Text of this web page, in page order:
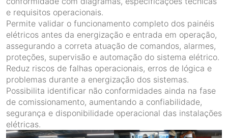
e requisitos operacionais.
Permite validar o funcionamento completo dos painéis
elétricos antes da energização e entrada em operação,
assegurando a correta atuação de comandos, alarmes,
proteções, supervisão e automação do sistema elétrico.
Reduz riscos de falhas operacionais, erros de lógica e
problemas durante a energização dos sistemas.
Possibilita identificar não conformidades ainda na fase
de comissionamento, aumentando a confiabilidade,
segurança e disponibilidade operacional das instalações
elétricas.